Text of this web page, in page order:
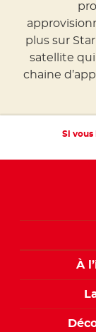
plus sur
satellite
chaine
Si vous
À